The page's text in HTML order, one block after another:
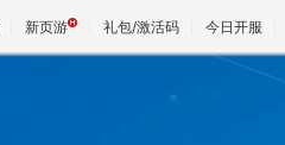
新页游 礼包/激活码 今日开服